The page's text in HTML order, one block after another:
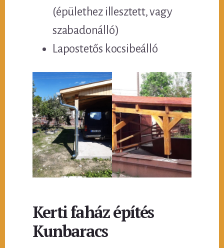
(épülethez illesztett, vagy
szabadonálló)
Lapostetős kocsibeálló
Kerti faház építés
Kunbaracs